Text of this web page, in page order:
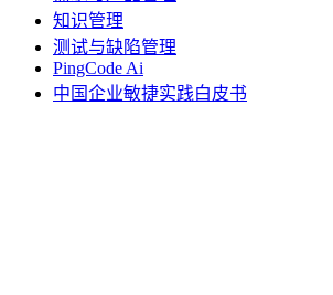
知识管理
测试与缺陷管理
PingCode Ai
中国企业敏捷实践白皮书